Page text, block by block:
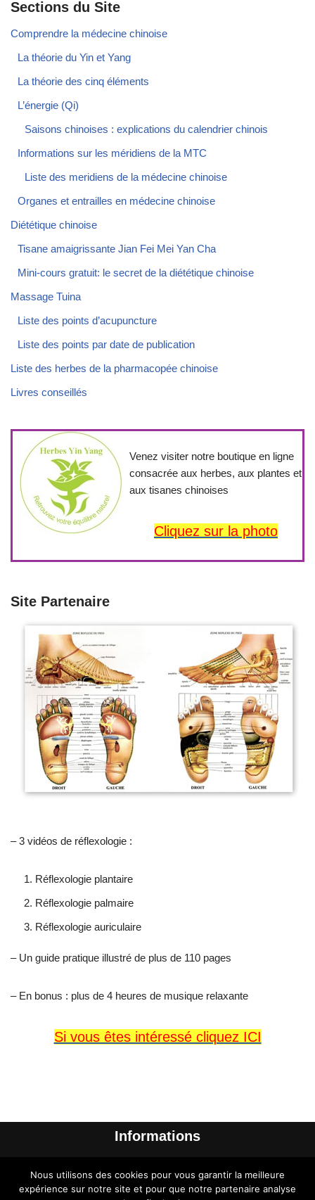
Sections du Site
Comprendre la médecine chinoise
La théorie du Yin et Yang
La théorie des cinq éléments
L’énergie (Qi)
Saisons chinoises : explications du calendrier chinois
Informations sur les méridiens de la MTC
Liste des meridiens de la médecine chinoise
Organes et entrailles en médecine chinoise
Diététique chinoise
Tisane amaigrissante Jian Fei Mei Yan Cha
Mini-cours gratuit: le secret de la diététique chinoise
Massage Tuina
Liste des points d’acupuncture
Liste des points par date de publication
Liste des herbes de la pharmacopée chinoise
Livres conseillés
Venez visiter notre boutique en ligne
consacrée aux herbes, aux plantes et
aux tisanes chinoises
Cliquez sur la photo
Site Partenaire
– 3 vidéos de réflexologie :
Réflexologie plantaire
Réflexologie palmaire
Réflexologie auriculaire
– Un guide pratique illustré de plus de 110 pages
– En bonus : plus de 4 heures de musique relaxante
Si vous êtes intéressé cliquez ICI
Informations
A propos de l’auteur
Nous utilisons des cookies pour vous garantir la meilleure
expérience sur notre site et pour que notre partenaire analyse